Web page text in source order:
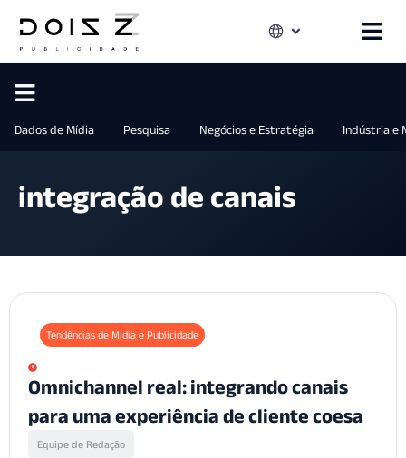
Dados de Mídia Pesquisa Negócios e Estratégia Indústria e
integração de canais
Tendências de Mídia e Publicidade
Omnichannel real: integrando canais
para uma experiência de cliente coesa
Equipe de Redação